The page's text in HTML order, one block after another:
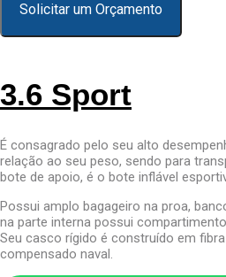
Solicitar um Orçamento
3.6 Sport
É consagrado pelo seu alto
relação ao seu peso, sendo para
bote de apoio, é o bote inflável
Possui amplo bagageiro na proa,
na parte interna possui
Seu casco rígido é construído em
compensado naval.